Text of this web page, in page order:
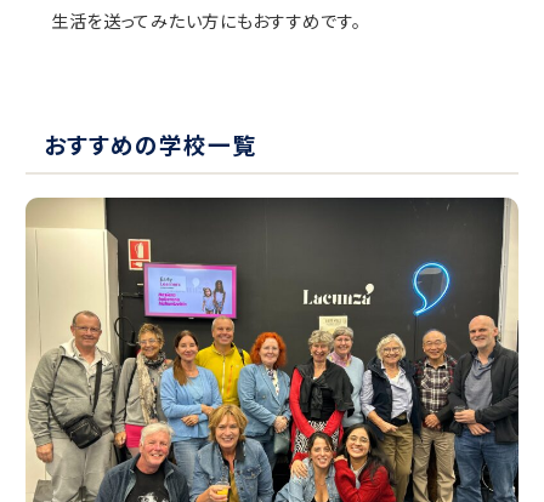
⽣活を送ってみたい⽅にもおすすめです。
おすすめの学校一覧